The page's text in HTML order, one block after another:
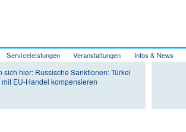
wechselnInhalt wechseln
Serviceleistungen Veranstaltungen Infos & News
sich hier: Russische Sanktionen: Türkei
EU-Handel kompensieren